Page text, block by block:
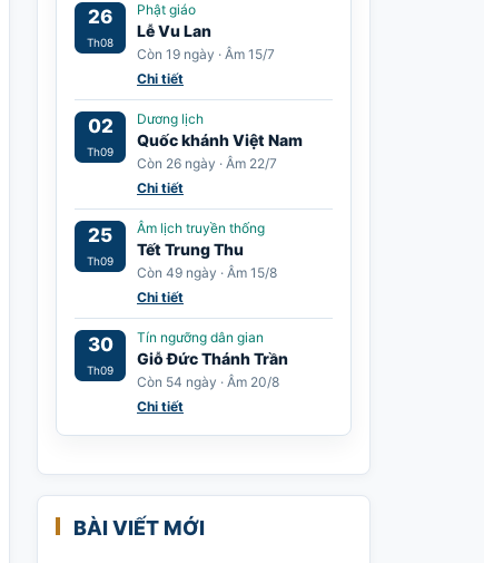
26
Th08
Phật giáo
Lễ Vu Lan
Còn 19 ngày · Âm 15/7
Chi tiết
02
Th09
Dương lịch
Quốc khánh Việt Nam
Còn 26 ngày · Âm 22/7
Chi tiết
25
Th09
Âm lịch truyền thống
Tết Trung Thu
Còn 49 ngày · Âm 15/8
Chi tiết
30
Th09
Tín ngưỡng dân gian
Giỗ Đức Thánh Trần
Còn 54 ngày · Âm 20/8
Chi tiết
BÀI VIẾT MỚI